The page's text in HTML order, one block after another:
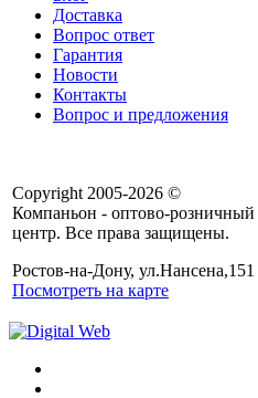
Доставка
Вопрос ответ
Гарантия
Новости
Контакты
Вопрос и предложения
Copyright 2005-2026 ©
Компаньон - оптово-розничный
центр. Все права защищены.
Ростов-на-Дону, ул.Нансена,151
Посмотреть на карте